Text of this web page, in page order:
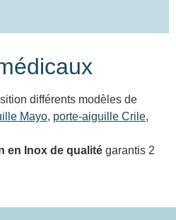
différents modèles de
Mayo, porte-aiguille Crile,
en Inox de qualité garantis 2